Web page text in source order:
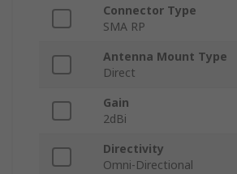
Connector Type
SMA RP
Antenna Mount Type
Direct
Gain
2dBi
Directivity
Omni-Directional